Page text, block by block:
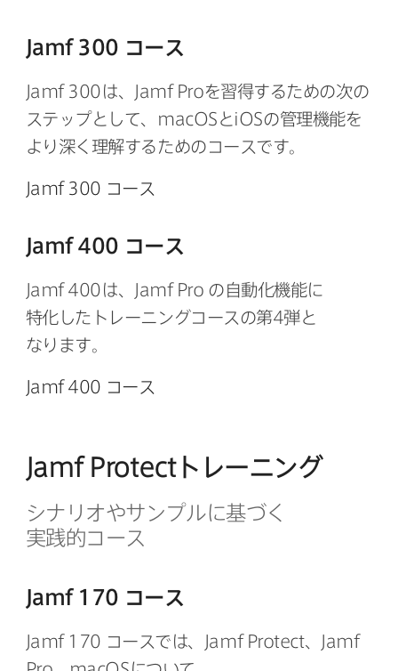
Jamf 300 コース
Jamf 300 は、 Jamf Proを​習得する​ための​次の​
ステップと​して、
macOS と iOSの​管理機能を​
より​深く​理解する​ための​コースです。
Jamf 300 コース
Jamf 400 コース
Jamf 400 は、 Jamf Pro の​自動化機能に​
特化した​トレーニングコースの​第4弾と​
なります。
Jamf 400 コース
Jamf Protectトレーニング
シナリオや​サンプルに​基づく​
実践的コース
Jamf 170 コース
Jamf 170 コースでは、 Jamf Protect、
Jamf